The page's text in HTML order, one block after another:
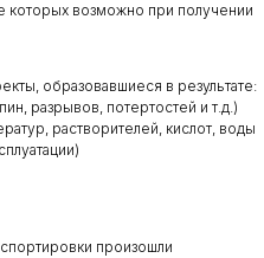
которых возможно при получении
образовавшиеся в результате:
разрывов, потертостей и т.д.)
растворителей, кислот, воды
произошли